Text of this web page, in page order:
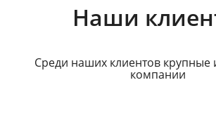
Наши
Среди наших клиентов крупные
компании